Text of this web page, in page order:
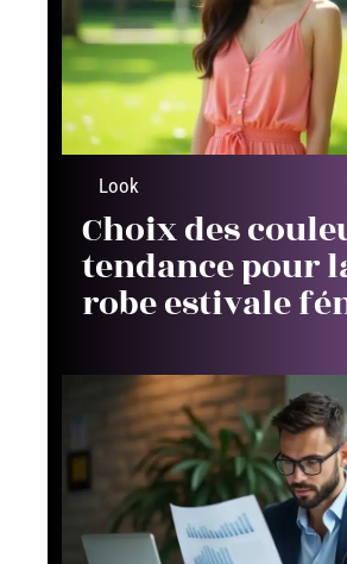
Look
Choix des
tendance pour
robe estivale